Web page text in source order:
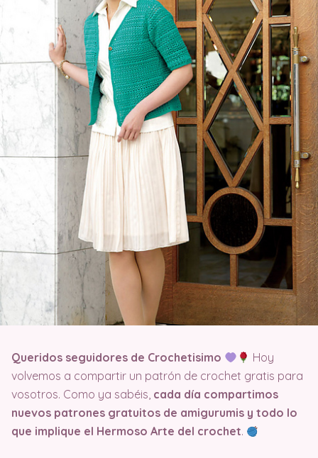
Queridos seguidores de Crochetisimo
Hoy
volvemos a compartir un patrón de crochet gratis para
vosotros. Como ya sabéis, cada día compartimos
nuevos patrones gratuitos de amigurumis y todo lo
que implique el Hermoso Arte del crochet.